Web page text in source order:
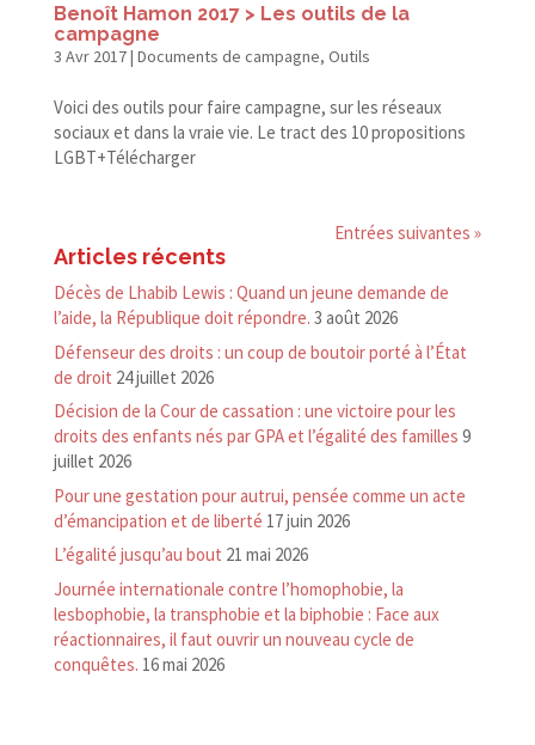
Benoît Hamon 2017 > Les outils de la
campagne
3 Avr 2017| Documents de campagne, Outils
Voici des outils pour faire campagne, sur les réseaux
sociaux et dans la vraie vie. Le tract des 10 propositions
LGBT+Télécharger
Entrées suivantes »
Articles récents
Décès de Lhabib Lewis : Quand un jeune demande de
l’aide, la République doit répondre. 3 août 2026
Défenseur des droits : un coup de boutoir porté à l’État
de droit 24 juillet 2026
Décision de la Cour de cassation : une victoire pour les
droits des enfants nés par GPA et l’égalité des familles 9
juillet 2026
Pour une gestation pour autrui, pensée comme un acte
d’émancipation et de liberté 17 juin 2026
L’égalité jusqu’au bout 21 mai 2026
Journée internationale contre l’homophobie, la
lesbophobie, la transphobie et la biphobie : Face aux
réactionnaires, il faut ouvrir un nouveau cycle de
conquêtes. 16 mai 2026